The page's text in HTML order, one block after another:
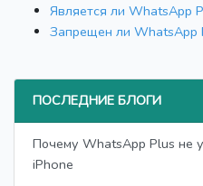
Является ли WhatsApp
Запрещен ли WhatsApp
ПОСЛЕДНИЕ БЛОГИ
Почему WhatsApp Plus не
iPhone